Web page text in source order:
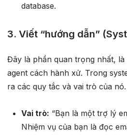
database.
3. Viết “hướng dẫn”
Đây là phần quan trọng nhất, là
agent cách hành xử. Trong
ra các quy tắc và vai trò của nó.
Vai trò: “Bạn là một trợ lý
Nhiệm vụ của bạn là đọc